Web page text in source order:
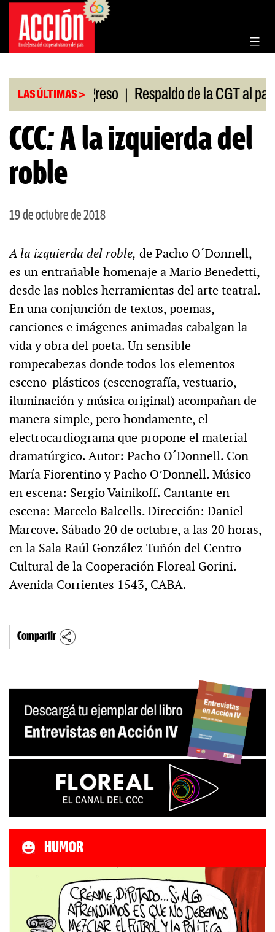
Saltar
contenido
LAS ÚLTIMAS >
en el Congreso | Respaldo de la CGT al paro
CCC: A la izquierda del
roble
19 de octubre de 2018
A la izquierda del roble, de Pacho O´Donnell,
es un entrañable homenaje a Mario Benedetti,
desde las nobles herramientas del arte teatral.
En una conjunción de textos, poemas,
canciones e imágenes animadas cabalgan la
vida y obra del poeta. Un sensible
rompecabezas donde todos los elementos
esceno-plásticos (escenografía, vestuario,
iluminación y música original) acompañan de
manera simple, pero hondamente, el
electrocardiograma que propone el material
dramatúrgico. Autor: Pacho O´Donnell. Con
María Fiorentino y Pacho O’Donnell. Músico
en escena: Sergio Vainikoff. Cantante en
escena: Marcelo Balcells. Dirección: Daniel
Marcove. Sábado 20 de octubre, a las 20 horas,
en la Sala Raúl González Tuñón del Centro
Cultural de la Cooperación Floreal Gorini.
Avenida Corrientes 1543, CABA.
Compartir
HUMOR